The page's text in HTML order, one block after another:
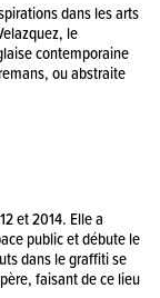
dans les arts
le
contemporaine
ou abstraite
et 2014. Elle a
public et débute le
dans le graffiti se
faisant de ce lieu